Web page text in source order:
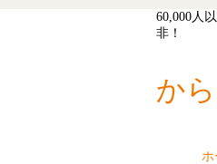
60,000人
非！
か
ホ